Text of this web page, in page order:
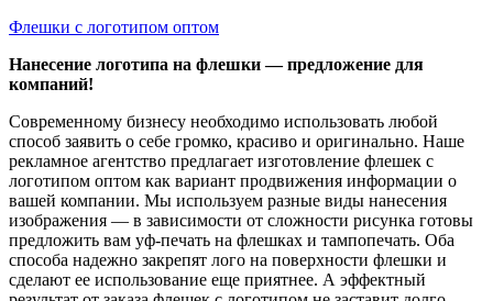
Флешки с логотипом оптом
Нанесение логотипа на флешки — предложение для
компаний!
Современному бизнесу необходимо использовать любой
способ заявить о себе громко, красиво и оригинально. Наше
рекламное агентство предлагает изготовление флешек с
логотипом оптом как вариант продвижения информации о
вашей компании. Мы используем разные виды нанесения
изображения — в зависимости от сложности рисунка готовы
предложить вам уф-печать на флешках и тампопечать. Оба
способа надежно закрепят лого на поверхности флешки и
сделают ее использование еще приятнее. А эффектный